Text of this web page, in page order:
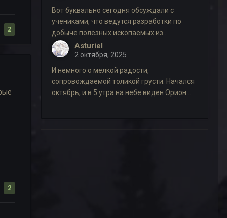
2
2
Вот буквально сегодня обсуждали с
учениками, что ведутся разработки по
добыче полезных ископаемых из...
Asturiel
2 октября, 2025
И немного о мелкой радости,
сопровождаемой толикой грусти. Начался
октябрь, и в 5 утра на небе виден Орион...